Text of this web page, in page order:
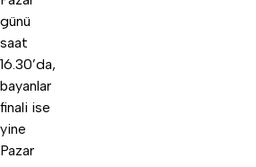
günü
saat
16.30’da,
bayanlar
finali ise
yine
Pazar